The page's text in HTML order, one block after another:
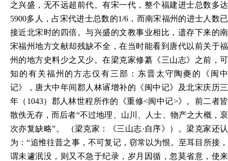
之兴盛，无不远超前代。有宋一代，整个福建进士总数多达
5900多人，占宋代进士总数的1/6，而南宋福州的进士人数已
接近北宋时的四倍。与兴盛的文教事业相比，遗存下来的南
宋福州地方文献却残缺不全，在当时能看到唐代以前关于福
州的地方史料少之又少。在梁克家修纂《三山志》之前，可
知的有关福州的方志仅有三部：东晋太守陶夔的《闽中
记》，唐大中年间郡人林谞增补的《闽中记》及北宋庆历三
年（1043）郡人林世程所作的《重修<闽中记>》。前二者皆
散佚无存，而后者“不过地理、山川、人士、物产之大概，裒
次亦复缺略”。 （梁克家：《三山志·自序》）。梁克家还认
为：“追惟往昔之事，不可复记，窃常以为恨。至耳目所接，
谓未遽泯没，则又不急于纪录，岁月因循，忽莫省意，使来